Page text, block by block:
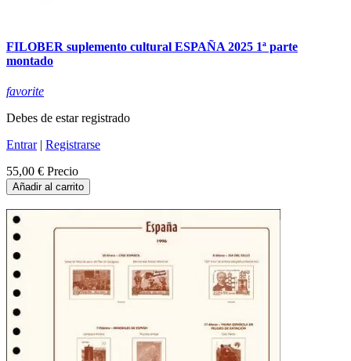
FILOBER suplemento cultural ESPAÑA 2025 1ª parte
montado
favorite
Debes de estar registrado
Entrar| Registrarse
55,00 € Precio
Añadir al carrito